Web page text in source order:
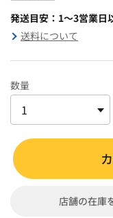
発送目安：1～3営業日
送料について
数量
店舗の在庫